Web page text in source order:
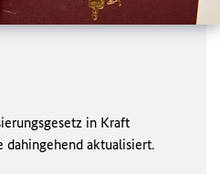
in Kraft
aktualisiert.